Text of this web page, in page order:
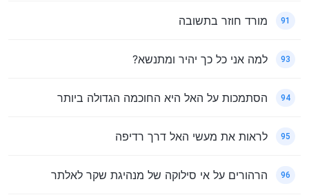
91 מורד חוזר בתשובה
93 למה אני כל כך יהיר ומתנשא?
94 הסתמכות על האל היא החוכמה הגדולה ביותר
95 לראות את מעשי האל דרך רדיפה
96 הרהורים על אי סילוקה של מנהיגת שקר לאלתר